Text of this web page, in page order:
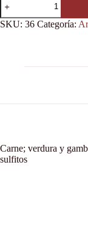
SKU: 36 Categoría:
Carne; verdura y
sulfitos